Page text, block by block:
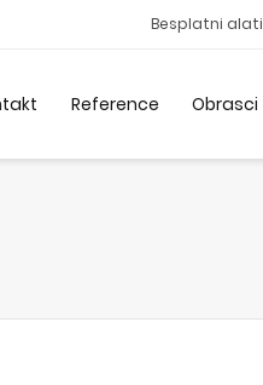
Besplatni alati
Reference Obrasci